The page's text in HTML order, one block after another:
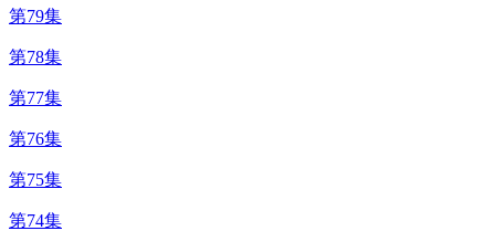
第79集
第78集
第77集
第76集
第75集
第74集